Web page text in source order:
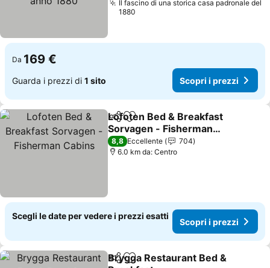
Il fascino di una storica casa padronale del
1880
Da 169 €
Guarda i prezzi di 1 sito Scopri i prezzi
CondividiAggiungi ai preferiti
Lofoten Bed & Breakfast
Sorvagen - Fisherman
Cabins
8,8 Eccellente
704
6.0 km da: Centro
Scegli le date per vedere i prezzi esatti
Scopri i prezzi
CondividiAggiungi ai preferiti
Brygga Restaurant Bed &